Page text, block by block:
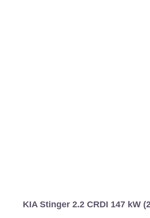
KIA Stinger 2.2 CRDI 147 kW